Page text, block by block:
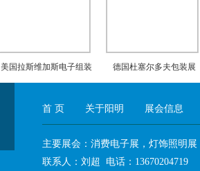
美国拉斯维加斯电子组装
展APEX
德国杜塞尔多夫包装展
首 页 关于阳明 展会信息
主要展会：消费电子展，灯饰照明
联系人：刘超 电话：13670204719